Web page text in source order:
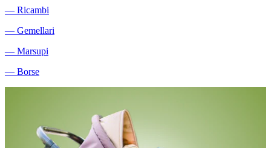
― Ricambi
― Gemellari
― Marsupi
― Borse